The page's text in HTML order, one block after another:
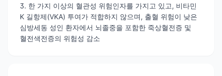
3. 한 가지 이상의 혈관성 위험인자를 가지고 있고, 비타민
K 길항제(VKA) 투여가 적합하지 않으며, 출혈 위험이 낮은
심방세동 성인 환자에서 뇌졸중을 포함한 죽상혈전증 및
혈전색전증의 위험성 감소